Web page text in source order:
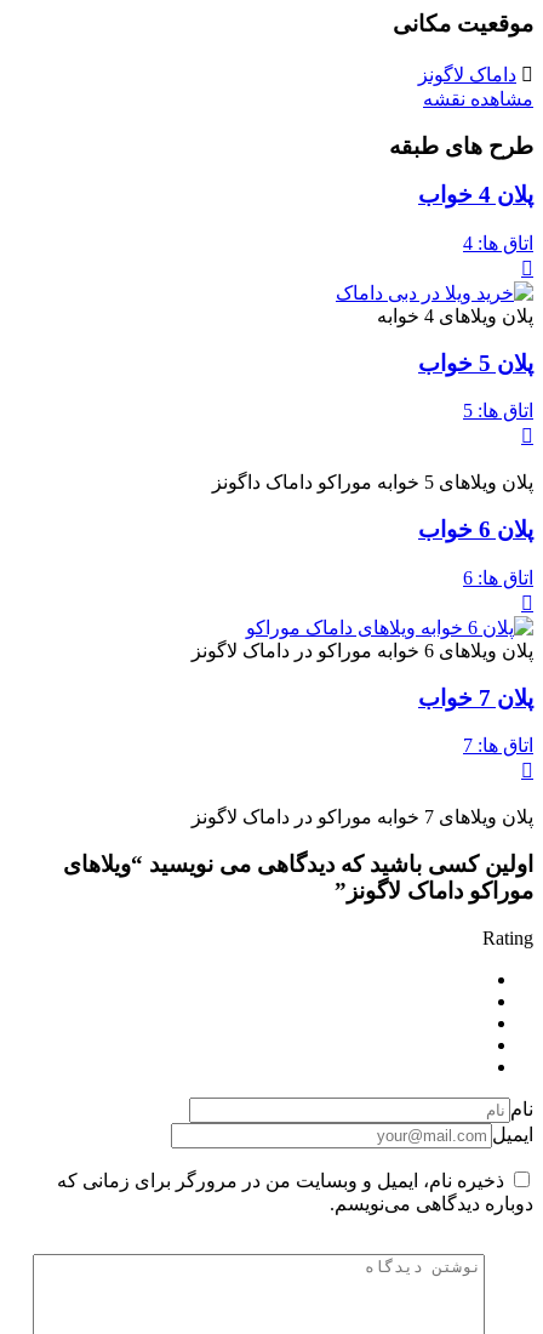
موقعیت مکانی
داماک لاگونز
مشاهده نقشه
طرح های طبقه
پلان 4 خواب
اتاق ها:
پلان ویلاهای 4 خوابه
پلان 5 خواب
اتاق ها:
پلان ویلاهای 5 خوابه موراکو داماک داگونز
پلان 6 خواب
اتاق ها:
پلان ویلاهای 6 خوابه موراکو در داماک لاگونز
پلان 7 خواب
اتاق ها:
پلان ویلاهای 7 خوابه موراکو در داماک لاگونز
اولین کسی باشید که دیدگاهی می نویسید “ویلاهای
موراکو داماک لاگونز”
Rating
نام
ایمیل
ذخیره نام، ایمیل و وبسایت من در مرورگر برای زمانی که
دوباره دیدگاهی می‌نویسم.